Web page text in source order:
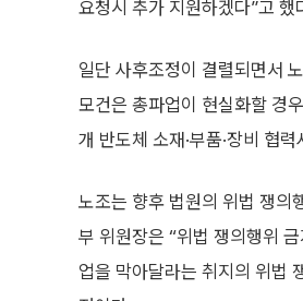
요청시 추가 지원하겠다”고 했
일단 사후조정이 결렬되면서
모건은 총파업이 현실화할 경
개 반도체 소재·부품·장비 협
노조는 향후 법원의 위법 쟁의
부 위원장은 “위법 쟁의행위
업을 막아달라는 취지의 위법